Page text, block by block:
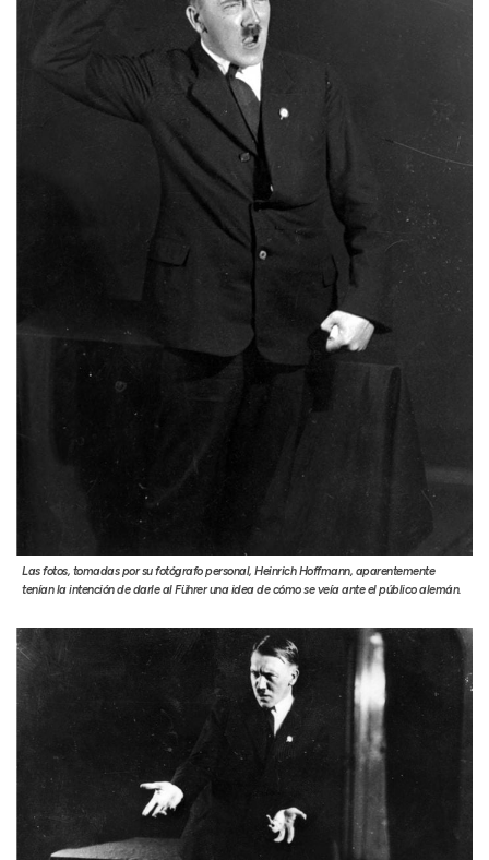
Las fotos, tomadas por su fotógrafo personal, Heinrich Hoffmann, aparentemente
tenían la intención de darle al Führer una idea de cómo se veía ante el público alemán.